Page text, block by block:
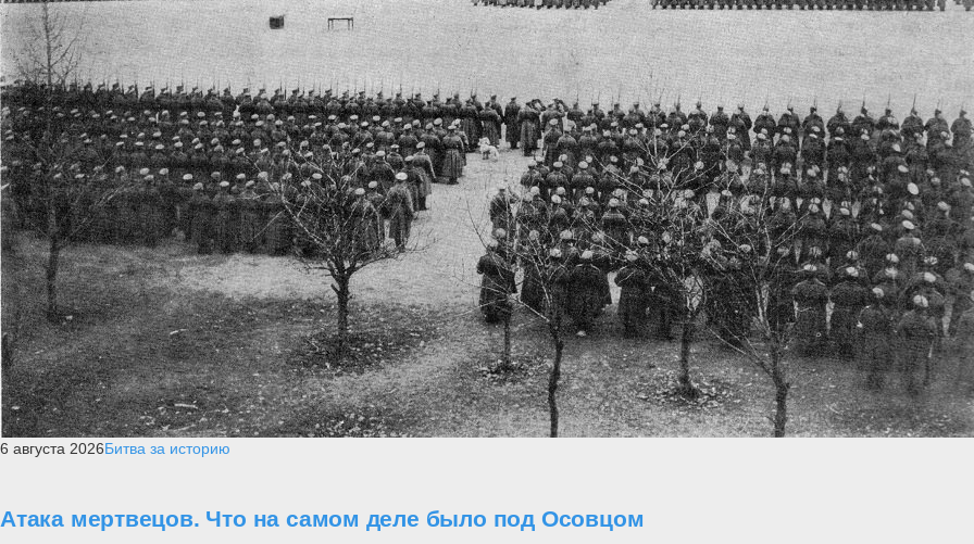
6 августа 2026Битва за историю
Атака мертвецов. Что на самом деле было под Осовцом